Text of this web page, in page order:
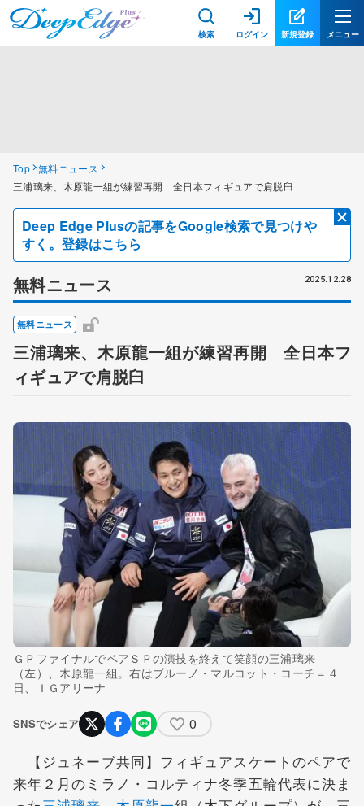
検索 ログイン 新規登録 メニュー
Top 無料ニュース
三浦璃来、木原龍一組が練習再開 全日本フィギュアで肩脱臼
Deep Edge Plusの記事をGoogle検索で見つけや
すく。登録はこちら
無料ニュース 2025.12.28
無料ニュース
三浦璃来、木原龍一組が練習再開 全日本フ
ィギュアで肩脱臼
ＧＰファイナルでペアＳＰの演技を終えて笑顔の三浦璃来
（左）、木原龍一組。右はブルーノ・マルコット・コーチ＝４
日、ＩＧアリーナ
SNSでシェア 0
【ジュネーブ共同】フィギュアスケートのペアで
来年２月のミラノ・コルティナ冬季五輪代表に決ま